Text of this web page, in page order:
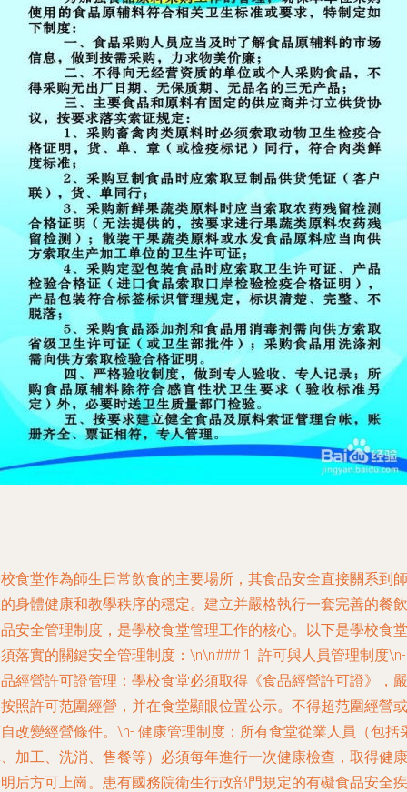
食堂作為師生日常飲食的主要場所，其食品安全直接關系到師
身體健康和教學秩序的穩定。建立并嚴格執行一套完善的餐飲
安全管理制度，是學校食堂管理工作的核心。以下是學校食堂
落實的關鍵安全管理制度：\n\n### 1. 許可與人員管理制度\n-
經營許可證管理 ：學校食堂必須取得《食品經營許可證》，嚴
照許可范圍經營，并在食堂顯眼位置公示。不得超范圍經營或
改變經營條件。\n- 健康管理制度 ：所有食堂從業人員（包括
加工、洗消、售餐等）必須每年進行一次健康檢查，取得健康
后方可上崗。患有國務院衛生行政部門規定的有礙食品安全疾